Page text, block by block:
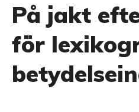
På jakt
för